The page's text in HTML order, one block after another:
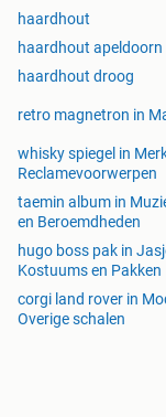
haardhout
haardhout apeldoorn
haardhout droog
retro magnetron in
whisky spiegel in
Reclamevoorwerpen
taemin album in
en Beroemdheden
hugo boss pak in
Kostuums en Pakken
corgi land rover in
Overige schalen